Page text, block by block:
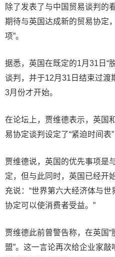
除了发表了与中国贸易谈判的
期待与英国达成新的贸易协定
项”。
据悉，英国在既定的1月31日“
谈判，并于12月31日结束过渡
3月份才开始。
在论坛上，贾维德表示，英国
易协定谈判设定了“紧迫时间表”
贾维德说，英国的优先事项是
定，但与此同时，英国已经开
充说：“世界第六大经济体与
协定可以使消费者受益。”
贾维德此前曾警告称，在英国“
盟”。这一言论再次给企业家